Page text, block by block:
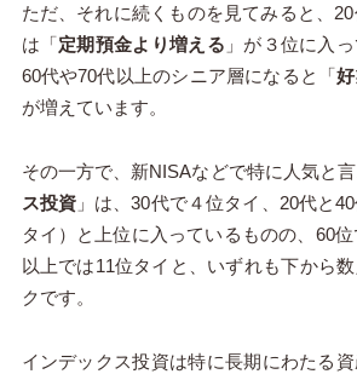
ただ、それに続くものを見てみると、
は「定期預金より増える 」が３位に入
60代や70代以上のシニア層になると「
が増えています。
その一方で、新NISAなどで特に人気と
ス投資 」は、30代で４位タイ、20代と
タイ）と上位に入っているものの、60
以上では11位タイと、いずれも下から
クです。
インデックス投資は特に長期にわたる